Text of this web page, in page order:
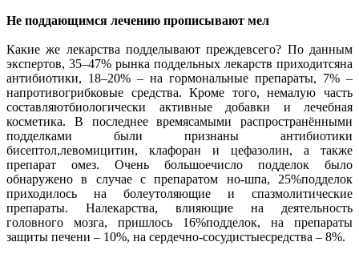
Не поддающимся лечению прописывают мел
Какие же лекарства подделывают преждевсего? По данным
экспертов, 35–47% рынка поддельных лекарств приходитсяна
антибиотики, 18–20% – на гормональные препараты, 7% –
напротивогрибковые средства. Кроме того, немалую часть
составляютбиологически активные добавки и лечебная
косметика. В последнее времясамыми распространёнными
подделками были признаны антибиотики
бисептол,левомицитин, клафоран и цефазолин, а также
препарат омез. Очень большоечисло подделок было
обнаружено в случае с препаратом но-шпа, 25%подделок
приходилось на болеутоляющие и спазмолитические
препараты. Налекарства, влияющие на деятельность
головного мозга, пришлось 16%подделок, на препараты
защиты печени – 10%, на сердечно-сосудистыесредства – 8%.